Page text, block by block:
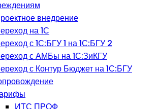
внедрение
на 1С
с 1С:БГУ 1 на 1С:БГУ 2
с АМБы на 1С:ЗиКГУ
с Контур Бюджет на 1С:БГУ
ИТС ПРОФ